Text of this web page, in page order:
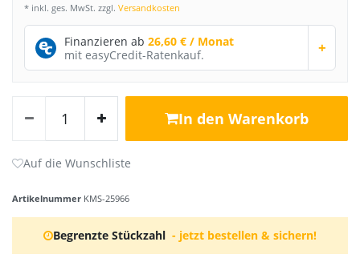
* inkl. ges. MwSt. zzgl. Versandkosten
Finanzieren ab26,60 € / Monat
mit easyCredit-Ratenkauf.
+
In den Warenkorb
Artikelnummer KMS-25966
Begrenzte Stückzahl - jetzt bestellen & sichern!